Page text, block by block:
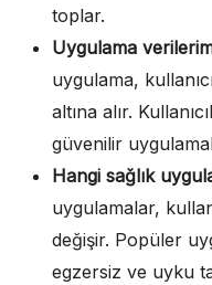
toplar.
Uygulama
uygulama,
altına alır.
güvenilir
Hangi sağlık
uygulamalar,
değişir. Popüler
egzersiz ve uyku